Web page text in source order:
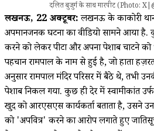
दलित बुजुर्ग के साथ मारपीट (Photo:
लखनऊ, 22 अक्टूबर:लखनऊ के काकोरी
अपमानजनक घटना का वीडियो सामने आया है.
करने को लेकर पीटा और अपना पेशाब चाटने को
पहचान रामपाल के नाम से हुई है, जो हाता
अनुसार रामपाल मंदिर परिसर में बैठे थे, तभी
पेशाब निकल गया. कुछ ही देर में स्वामीकांत
खुद को आरएसएस कार्यकर्ता बताता है, उसने
को 'अपवित्र' करने का आरोप लगाते हुए